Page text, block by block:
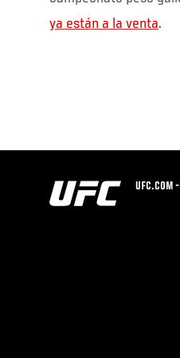
ya están a la venta.
UFC.COM